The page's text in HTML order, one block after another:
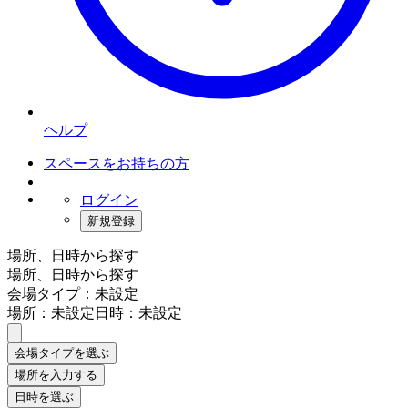
ヘルプ
スペースをお持ちの方
ログイン
新規登録
場所、日時から探す
場所、日時から探す
会場タイプ：未設定
場所：未設定日時：未設定
会場タイプを選ぶ
場所を入力する
日時を選ぶ